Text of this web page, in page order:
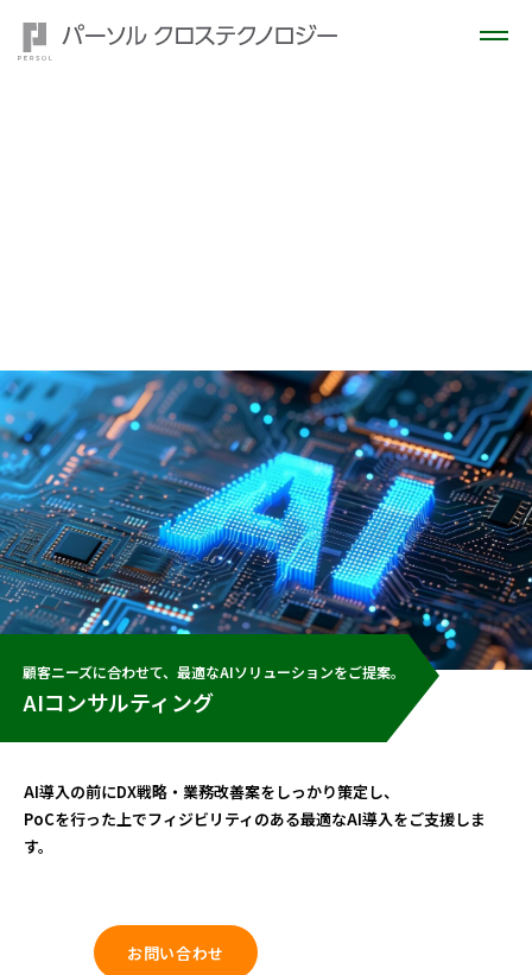
顧客ニーズに合わせて、最適なAIソリューションをご提案。
AIコンサルティング
AI導入の前にDX戦略・業務改善案をしっかり策定し、
PoCを行った上でフィジビリティのある最適なAI導入をご支援しま
す。
お問い合わせ